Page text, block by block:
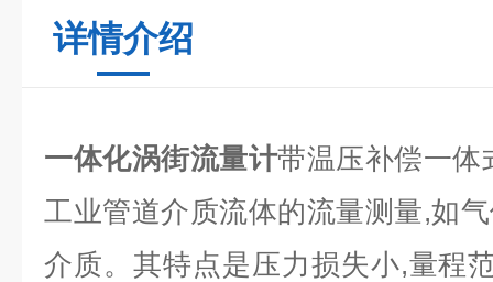
详情介绍
一体化涡街流量计带温压补偿一体
工业管道介质流体的流量测量,如
介质。其特点是压力损失小,量程